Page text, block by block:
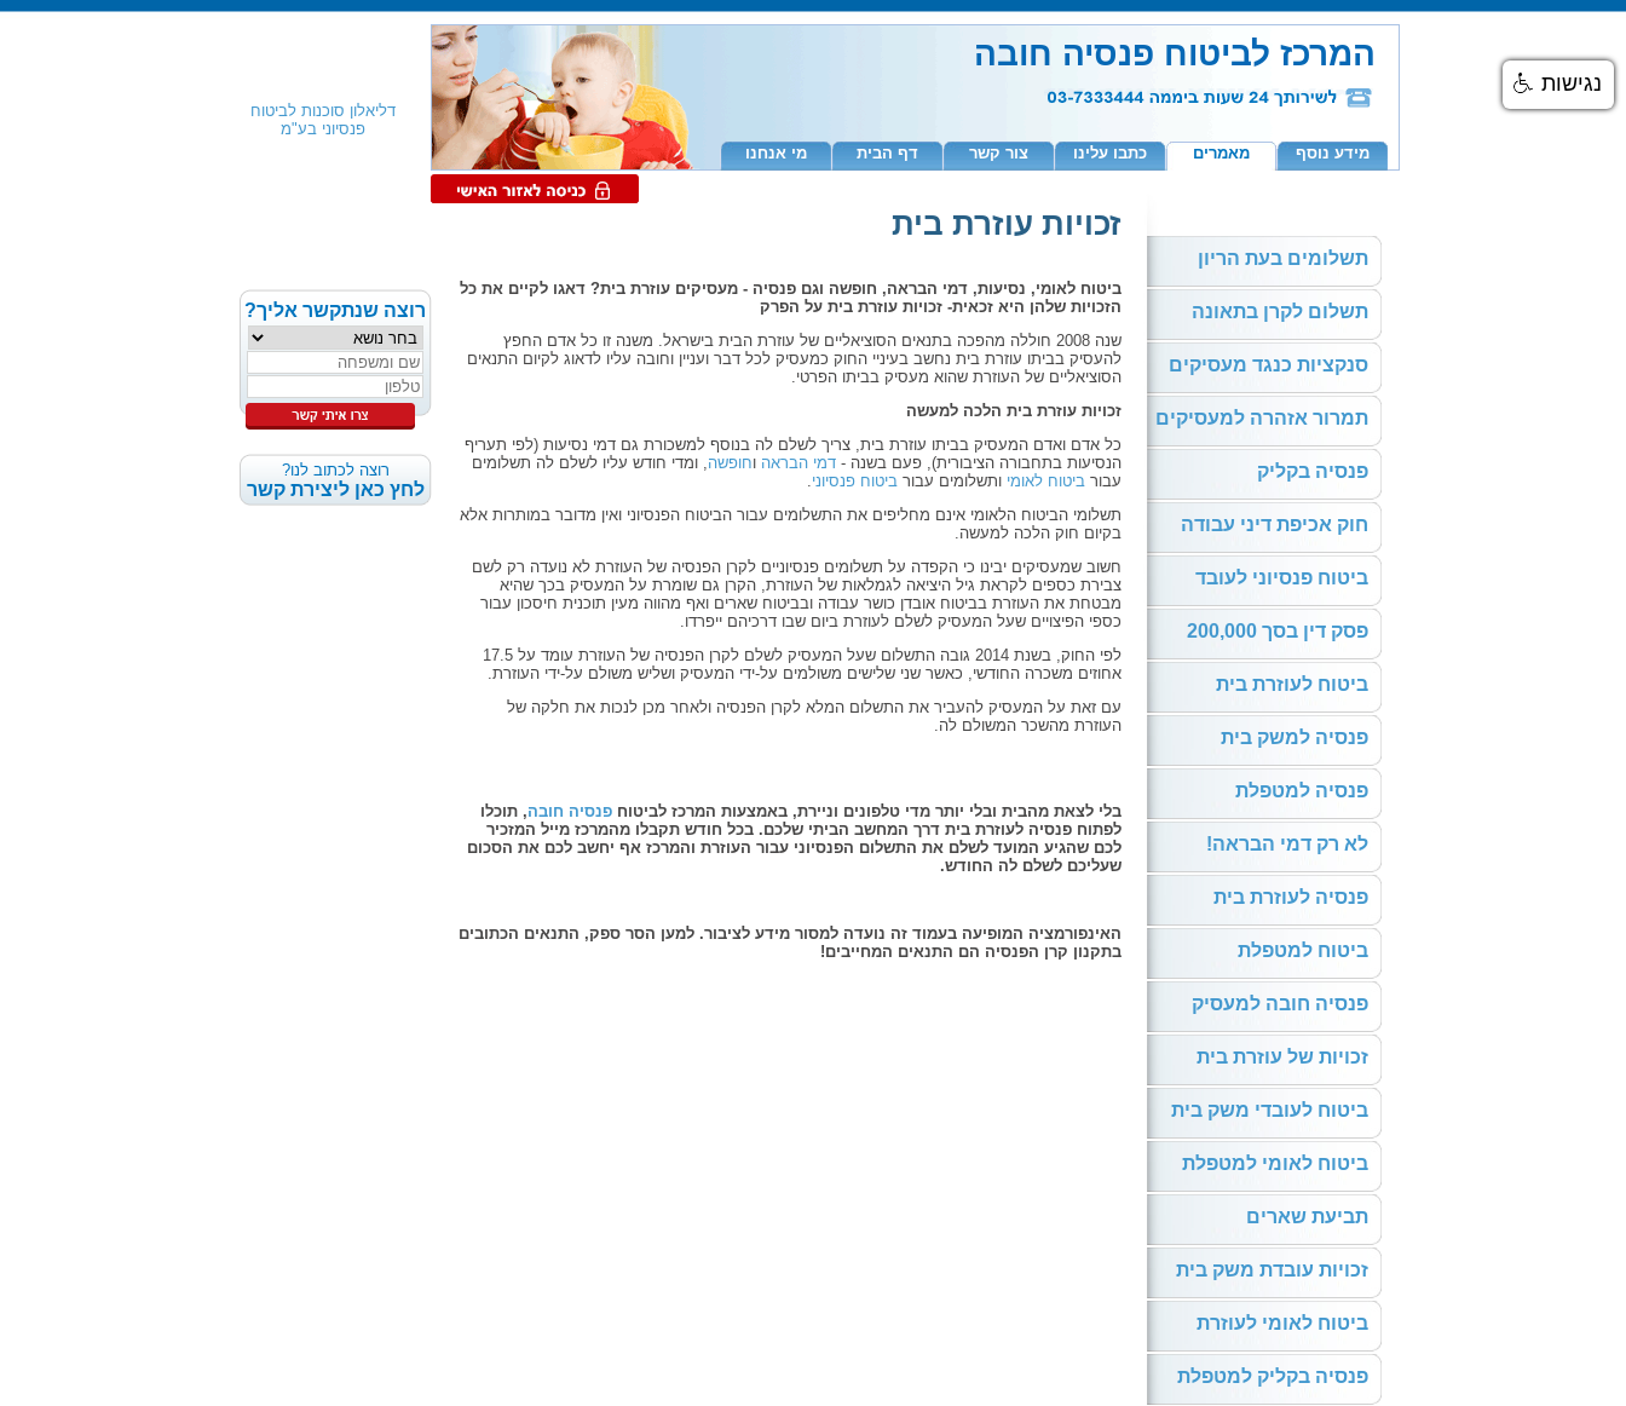
המרכז לביטוח פנסיה חובה
מידע נוסף מאמרים כתבו עלינו צור קשר דף הבית מי אנחנו
דליאלון סוכנות לביטוח
פנסיוני בע"מ
תשלומים בעת הריון
תשלום לקרן בתאונה
סנקציות כנגד מעסיקים
תמרור אזהרה למעסיקים
פנסיה בקליק
חוק אכיפת דיני עבודה
ביטוח פנסיוני לעובד
פסק דין בסך 200,000
ביטוח לעוזרת בית
פנסיה למשק בית
פנסיה למטפלת
לא רק דמי הבראה!
פנסיה לעוזרת בית
ביטוח למטפלת
פנסיה חובה למעסיק
זכויות של עוזרת בית
ביטוח לעובדי משק בית
ביטוח לאומי למטפלת
תביעת שארים
זכויות עובדת משק בית
ביטוח לאומי לעוזרת
פנסיה בקליק למטפלת
זכויות עוזרת בית
ביטוח לאומי, נסיעות, דמי הבראה, חופשה וגם פנסיה - מעסיקים עוזרת בית? דאגו לקיים את כל
הזכויות שלהן היא זכאית- זכויות עוזרת בית על הפרק
שנה 2008 חוללה מהפכה בתנאים הסוציאליים של עוזרת הבית בישראל. משנה זו כל אדם החפץ
להעסיק בביתו עוזרת בית נחשב בעיניי החוק כמעסיק לכל דבר ועניין וחובה עליו לדאוג לקיום התנאים
הסוציאליים של העוזרת שהוא מעסיק בביתו הפרטי.
זכויות עוזרת בית הלכה למעשה
כל אדם ואדם המעסיק בביתו עוזרת בית, צריך לשלם לה בנוסף למשכורת גם דמי נסיעות (לפי תעריף
הנסיעות בתחבורה הציבורית), פעם בשנה - דמי הבראה וחופשה, ומדי חודש עליו לשלם לה תשלומים
עבור ביטוח לאומי ותשלומים עבור ביטוח פנסיוני.
תשלומי הביטוח הלאומי אינם מחליפים את התשלומים עבור הביטוח הפנסיוני ואין מדובר במותרות אלא
בקיום חוק הלכה למעשה.
חשוב שמעסיקים יבינו כי הקפדה על תשלומים פנסיוניים לקרן הפנסיה של העוזרת לא נועדה רק לשם
צבירת כספים לקראת גיל היציאה לגמלאות של העוזרת, הקרן גם שומרת על המעסיק בכך שהיא
מבטחת את העוזרת בביטוח אובדן כושר עבודה ובביטוח שארים ואף מהווה מעין תוכנית חיסכון עבור
כספי הפיצויים שעל המעסיק לשלם לעוזרת ביום שבו דרכיהם ייפרדו.
לפי החוק, בשנת 2014 גובה התשלום שעל המעסיק לשלם לקרן הפנסיה של העוזרת עומד על 17.5
אחוזים משכרה החודשי, כאשר שני שלישים משולמים על-ידי המעסיק ושליש משולם על-ידי העוזרת.
עם זאת על המעסיק להעביר את התשלום המלא לקרן הפנסיה ולאחר מכן לנכות את חלקה של
העוזרת מהשכר המשולם לה.
בלי לצאת מהבית ובלי יותר מדי טלפונים וניירת, באמצעות המרכז לביטוח פנסיה חובה, תוכלו
לפתוח פנסיה לעוזרת בית דרך המחשב הביתי שלכם. בכל חודש תקבלו מהמרכז מייל המזכיר
לכם שהגיע המועד לשלם את התשלום הפנסיוני עבור העוזרת והמרכז אף יחשב לכם את הסכום
שעליכם לשלם לה החודש.
האינפורמציה המופיעה בעמוד זה נועדה למסור מידע לציבור. למען הסר ספק, התנאים הכתובים
בתקנון קרן הפנסיה הם התנאים המחייבים!
רוצה שנתקשר אליך?
רוצה לכתוב לנו?
לחץ כאן ליצירת קשר
נגישות